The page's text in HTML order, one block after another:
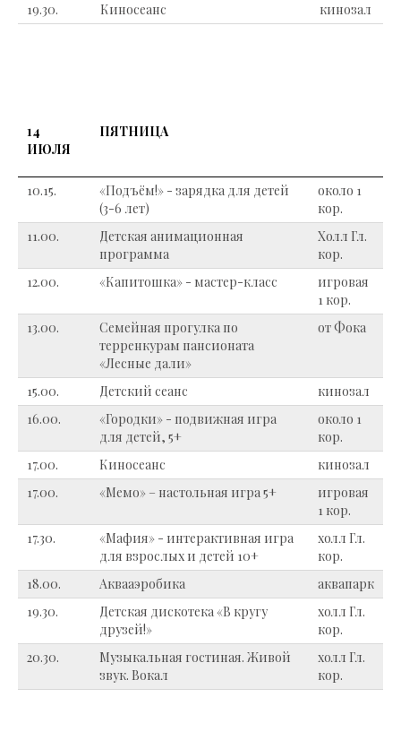
19.30.
Киносеанс кинозал
14
ИЮЛЯ
ПЯТНИЦА
10.15.
«Подъём!» - зарядка для детей
(3-6 лет)
около 1
кор.
11.00.
Детская анимационная
программа
Холл Гл.
кор.
12.00.
«Капитошка» - мастер-класс
игровая
1 кор.
13.00.
Семейная прогулка по
терренкурам пансионата
«Лесные дали»
от Фока
15.00. Детский сеанс
кинозал
16.00.
«Городки» - подвижная игра
для детей, 5+
около 1
кор.
17.00.
Киносеанс
кинозал
17.00.
«Мемо» – настольная игра 5+
игровая
1 кор.
17.30.
«Мафия» - интерактивная игра
для взрослых и детей 10+
холл Гл.
кор.
18.00.
Аквааэробика
аквапарк
19.30.
Детская дискотека «В кругу
друзей!»
холл Гл.
кор.
20.30.
Музыкальная гостиная. Живой
звук. Вокал
холл Гл.
кор.